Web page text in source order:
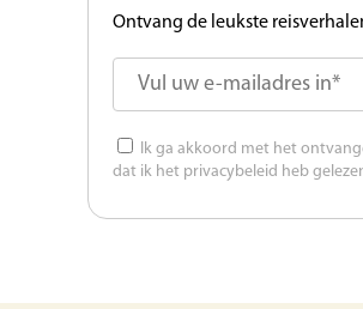
Ontvang de leukste
Ik ga akkoord met het
dat ik het privacybeleid heb